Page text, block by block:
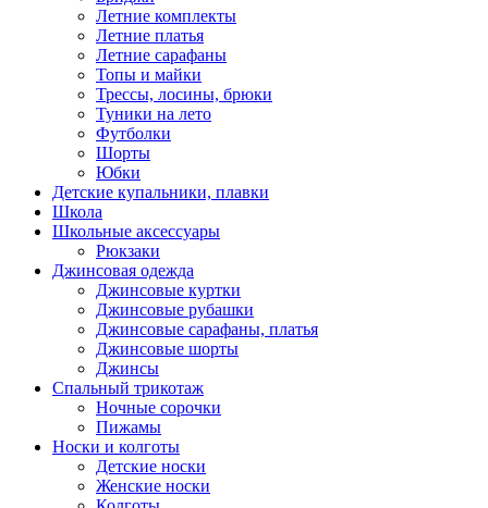
Летние комплекты
Летние платья
Летние сарафаны
Топы и майки
Трессы, лосины, брюки
Туники на лето
Футболки
Шорты
Юбки
Детские купальники, плавки
Школа
Школьные аксессуары
Рюкзаки
Джинсовая одежда
Джинсовые куртки
Джинсовые рубашки
Джинсовые сарафаны, платья
Джинсовые шорты
Джинсы
Спальный трикотаж
Ночные сорочки
Пижамы
Носки и колготы
Детские носки
Женские носки